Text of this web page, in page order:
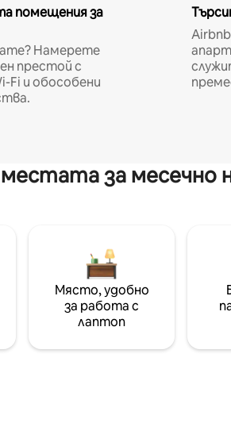
помещения за
Намерете
престой с
Fi и обособени
за месечно
Място, удобно
за работа с
лаптоп